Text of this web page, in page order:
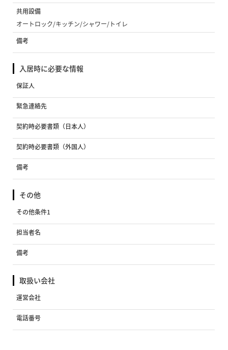
共用設備
オートロック/キッチン/シャワー/トイレ
備考
入居時に必要な情報
保証人
緊急連絡先
契約時必要書類（日本人）
契約時必要書類（外国人）
備考
その他
その他条件1
担当者名
備考
取扱い会社
運営会社
電話番号